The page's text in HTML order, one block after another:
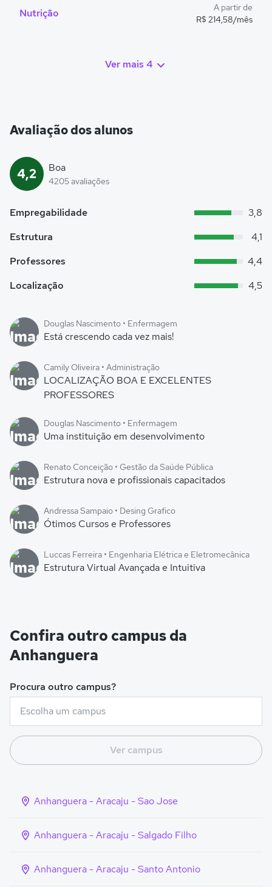
Nutrição
A partir de
R$ 214,58/mês
Ver mais 4
Avaliação dos alunos
4,2 Boa
4205 avaliações
Empregabilidade
3,8
Estrutura
4,1
Professores
4,4
Localização
4,5
Douglas Nascimento • Enfermagem
Está crescendo cada vez mais!
Camily Oliveira • Administração
LOCALIZAÇÃO BOA E EXCELENTES
PROFESSORES
Douglas Nascimento • Enfermagem
Uma instituição em desenvolvimento
Renato Conceição • Gestão da Saúde Pública
Estrutura nova e profissionais capacitados
Andressa Sampaio • Desing Grafico
Ótimos Cursos e Professores
Luccas Ferreira • Engenharia Elétrica e Eletromecânica
Estrutura Virtual Avançada e Intuitiva
Confira outro campus da
Anhanguera
Procura outro campus?
Ver campus
Anhanguera - Aracaju - Sao Jose
Anhanguera - Aracaju - Salgado Filho
Anhanguera - Aracaju - Santo Antonio